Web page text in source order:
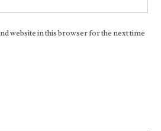
website in this browser for the next time